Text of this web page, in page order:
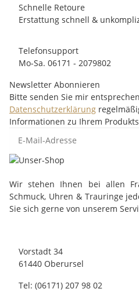
Schnelle Retoure
Erstattung schnell &
Telefonsupport
Mo-Sa. 06171 - 2079802
Newsletter Abonnieren
Bitte senden Sie mir
Datenschutzerklärung
Informationen zu Ihrem
Wir stehen Ihnen bei allen
Schmuck, Uhren & Trauringe
Sie sich gerne von unserem
Vorstadt 34
61440 Oberursel
Tel: (06171) 207 98 02